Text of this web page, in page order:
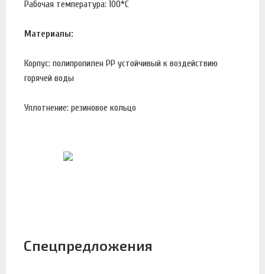
Рабочая температура: 100*С
Материалы:
Корпус: полипропилен PP устойчивый к воздействию
горячей воды
Уплотнение: резиновое кольцо
Спецпредложения